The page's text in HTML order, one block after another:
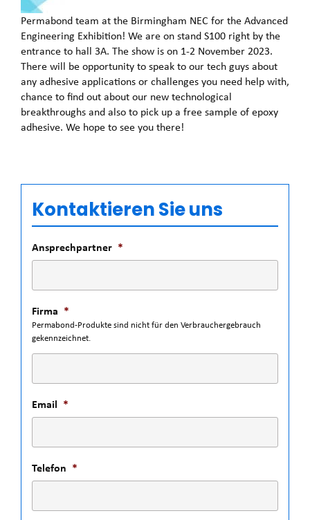
Permabond team at the Birmingham NEC for the Advanced
Engineering Exhibition! We are on stand S100 right by the
entrance to hall 3A. The show is on 1-2 November 2023.
There will be opportunity to speak to our tech guys about
any adhesive applications or challenges you need help with,
chance to find out about our new technological
breakthroughs and also to pick up a free sample of epoxy
adhesive. We hope to see you there!
Kontaktieren Sie uns
Ansprechpartner *
Firma *
Permabond-Produkte sind nicht für den Verbrauchergebrauch
gekennzeichnet.
Email *
Telefon *